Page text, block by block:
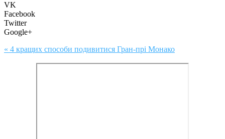
VK
Facebook
Twitter
Google+
« 4 кращих способи подивитися Гран-прі Монако